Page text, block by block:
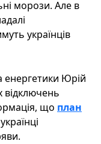
морози. Але в
українців
енергетики Юрій
відключень
що план